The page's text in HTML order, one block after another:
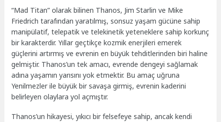
“Mad Titan” olarak bilinen Thanos, Jim Starlin ve Mike
Friedrich tarafından yaratılmış, sonsuz yaşam gücüne sahip
manipülatif, telepatik ve telekinetik yeteneklere sahip korkunç
bir karakterdir. Yıllar geçtikçe kozmik enerjileri emerek
güçlerini artırmış ve evrenin en büyük tehditlerinden biri haline
gelmiştir. Thanos’un tek amacı, evrende dengeyi sağlamak
adına yaşamın yarısını yok etmektir. Bu amaç uğruna
Yenilmezler ile büyük bir savaşa girmiş, evrenin kaderini
belirleyen olaylara yol açmıştır.
Thanos’un hikayesi, yıkıcı bir felsefeye sahip, ancak kendi